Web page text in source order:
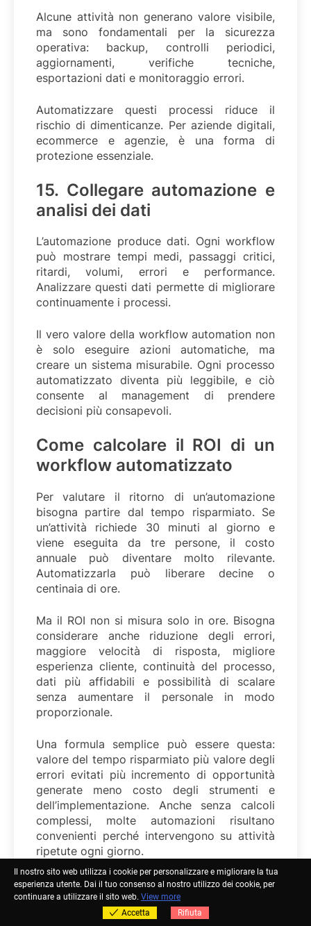
Alcune attività non generano valore visibile,
ma sono fondamentali per la sicurezza
operativa: backup, controlli periodici,
aggiornamenti, verifiche tecniche,
esportazioni dati e monitoraggio errori.
Automatizzare questi processi riduce il
rischio di dimenticanze. Per aziende digitali,
ecommerce e agenzie, è una forma di
protezione essenziale.
15. Collegare automazione e
analisi dei dati
L’automazione produce dati. Ogni workflow
può mostrare tempi medi, passaggi critici,
ritardi, volumi, errori e performance.
Analizzare questi dati permette di migliorare
continuamente i processi.
Il vero valore della workflow automation non
è solo eseguire azioni automatiche, ma
creare un sistema misurabile. Ogni processo
automatizzato diventa più leggibile, e ciò
consente al management di prendere
decisioni più consapevoli.
Come calcolare il ROI di un
workflow automatizzato
Per valutare il ritorno di un’automazione
bisogna partire dal tempo risparmiato. Se
un’attività richiede 30 minuti al giorno e
viene eseguita da tre persone, il costo
annuale può diventare molto rilevante.
Automatizzarla può liberare decine o
centinaia di ore.
Ma il ROI non si misura solo in ore. Bisogna
considerare anche riduzione degli errori,
maggiore velocità di risposta, migliore
esperienza cliente, continuità del processo,
dati più affidabili e possibilità di scalare
senza aumentare il personale in modo
proporzionale.
Una formula semplice può essere questa:
valore del tempo risparmiato più valore degli
errori evitati più incremento di opportunità
generate meno costo degli strumenti e
dell’implementazione. Anche senza calcoli
complessi, molte automazioni risultano
convenienti perché intervengono su attività
ripetute ogni giorno.
Ora sai come aumentare la
produttività attraverso
Il nostro sito web utilizza i cookie per personalizzare e migliorare la tua
esperienza utente. Dai il tuo consenso al nostro utilizzo dei cookie, per
continuare a utilizzare il sito web. View more
Accetta
Rifiuta